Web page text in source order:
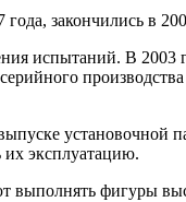
закончились в
испытаний. В 2003
эксплуатацию.
выполнять фигуры